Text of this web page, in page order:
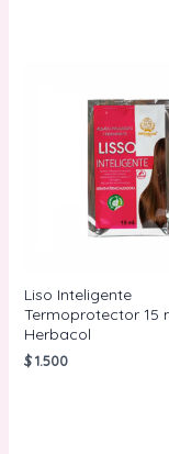
Liso Inteligente
Termoprotector 15
Herbacol
$1.500